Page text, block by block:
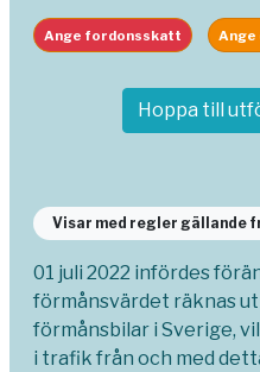
Ange fordonsskatt
Hoppa till
Visar med regler gällande
01 juli 2022 infördes
förmånsvärdet räknas
förmånsbilar i Sverige,
i trafik från och med